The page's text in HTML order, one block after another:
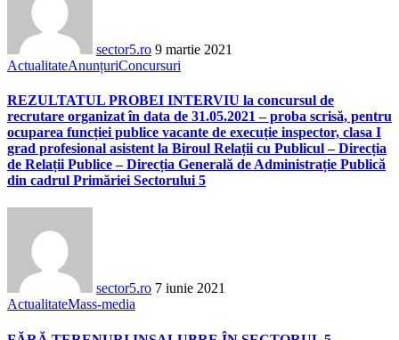
sector5.ro 9 martie 2021
ActualitateAnunțuriConcursuri
REZULTATUL PROBEI INTERVIU la concursul de
recrutare organizat în data de 31.05.2021 – proba scrisă, pentru
ocuparea funcției publice vacante de execuție inspector, clasa I
grad profesional asistent la Biroul Relații cu Publicul – Direcția
de Relații Publice – Direcția Generală de Administrație Publică
din cadrul Primăriei Sectorului 5
sector5.ro 7 iunie 2021
ActualitateMass-media